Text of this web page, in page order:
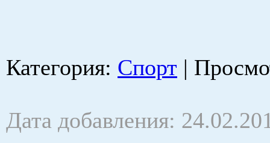
Категория: Спорт |
Дата добавления: